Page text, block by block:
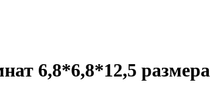
6,8*6,8*12,5 размера